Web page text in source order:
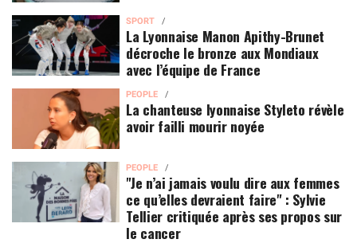
SPORT
La Lyonnaise Manon Apithy-Brunet
décroche le bronze aux Mondiaux
avec l’équipe de France
PEOPLE
La chanteuse lyonnaise Styleto révèle
avoir failli mourir noyée
PEOPLE
"Je n’ai jamais voulu dire aux femmes
ce qu’elles devraient faire" : Sylvie
Tellier critiquée après ses propos sur
le cancer